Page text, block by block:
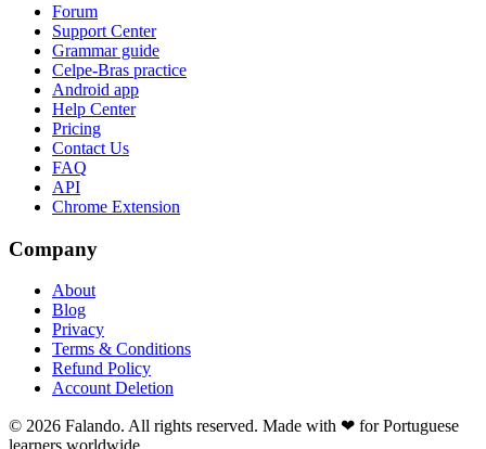
Forum
Support Center
Grammar guide
Celpe-Bras practice
Android app
Help Center
Pricing
Contact Us
FAQ
API
Chrome Extension
Company
About
Blog
Privacy
Terms & Conditions
Refund Policy
Account Deletion
© 2026 Falando. All rights reserved. Made with ❤ for Portuguese